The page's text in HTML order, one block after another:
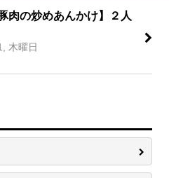
肉の炒めあんかけ】２人
木曜日